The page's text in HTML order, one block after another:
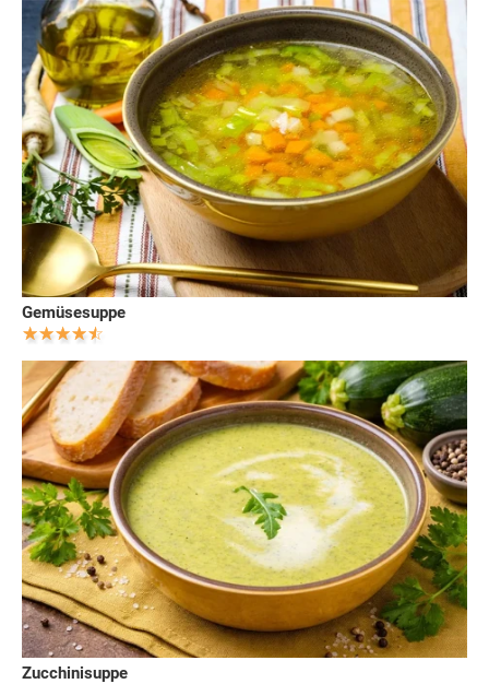
Gemüsesuppe
Zucchinisuppe